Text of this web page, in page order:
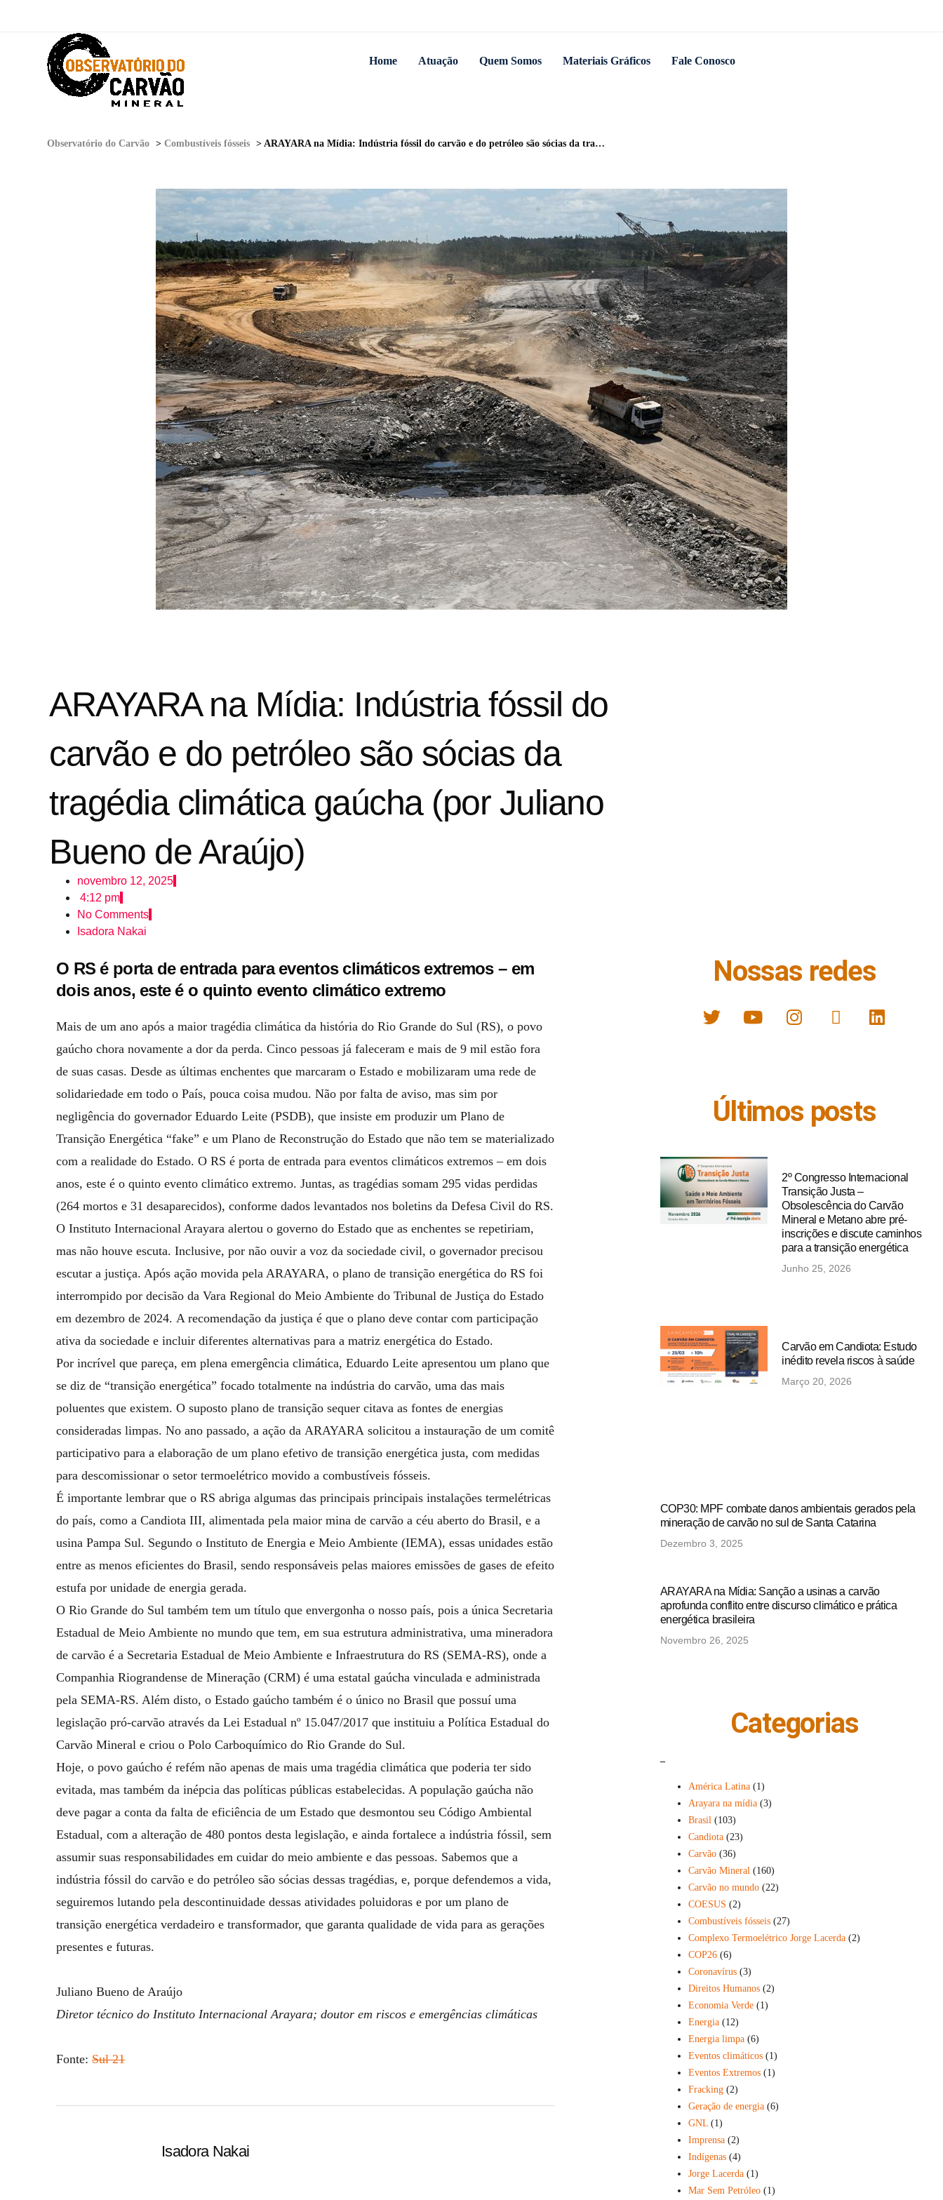
Home Atuação Quem Somos Materiais Gráficos Fale Conosco
Observatório do Carvão > Combustíveis fósseis > ARAYARA na Mídia: Indústria fóssil do carvão e do petróleo são sócias da tragédia climática gaúcha (por Juliano Bueno de Araújo)
ARAYARA na Mídia: Indústria fóssil do
carvão e do petróleo são sócias da
tragédia climática gaúcha (por Juliano
Bueno de Araújo)
novembro 12, 2025
4:12 pm
No Comments
Isadora Nakai
O RS é porta de entrada para eventos climáticos extremos – em
dois anos, este é o quinto evento climático extremo
Mais de um ano após a maior tragédia climática da história do Rio Grande do Sul (RS), o povo
gaúcho chora novamente a dor da perda. Cinco pessoas já faleceram e mais de 9 mil estão fora
de suas casas. Desde as últimas enchentes que marcaram o Estado e mobilizaram uma rede de
solidariedade em todo o País, pouca coisa mudou. Não por falta de aviso, mas sim por
negligência do governador Eduardo Leite (PSDB), que insiste em produzir um Plano de
Transição Energética “fake” e um Plano de Reconstrução do Estado que não tem se materializado
com a realidade do Estado. O RS é porta de entrada para eventos climáticos extremos – em dois
anos, este é o quinto evento climático extremo. Juntas, as tragédias somam 295 vidas perdidas
(264 mortos e 31 desaparecidos), conforme dados levantados nos boletins da Defesa Civil do RS.
O Instituto Internacional Arayara alertou o governo do Estado que as enchentes se repetiriam,
mas não houve escuta. Inclusive, por não ouvir a voz da sociedade civil, o governador precisou
escutar a justiça. Após ação movida pela ARAYARA, o plano de transição energética do RS foi
interrompido por decisão da Vara Regional do Meio Ambiente do Tribunal de Justiça do Estado
em dezembro de 2024. A recomendação da justiça é que o plano deve contar com participação
ativa da sociedade e incluir diferentes alternativas para a matriz energética do Estado.
Por incrível que pareça, em plena emergência climática, Eduardo Leite apresentou um plano que
se diz de “transição energética” focado totalmente na indústria do carvão, uma das mais
poluentes que existem. O suposto plano de transição sequer citava as fontes de energias
consideradas limpas. No ano passado, a ação da ARAYARA solicitou a instauração de um comitê
participativo para a elaboração de um plano efetivo de transição energética justa, com medidas
para descomissionar o setor termoelétrico movido a combustíveis fósseis.
É importante lembrar que o RS abriga algumas das principais principais instalações termelétricas
do país, como a Candiota III, alimentada pela maior mina de carvão a céu aberto do Brasil, e a
usina Pampa Sul. Segundo o Instituto de Energia e Meio Ambiente (IEMA), essas unidades estão
entre as menos eficientes do Brasil, sendo responsáveis pelas maiores emissões de gases de efeito
estufa por unidade de energia gerada.
O Rio Grande do Sul também tem um título que envergonha o nosso país, pois a única Secretaria
Estadual de Meio Ambiente no mundo que tem, em sua estrutura administrativa, uma mineradora
de carvão é a Secretaria Estadual de Meio Ambiente e Infraestrutura do RS (SEMA-RS), onde a
Companhia Riograndense de Mineração (CRM) é uma estatal gaúcha vinculada e administrada
pela SEMA-RS. Além disto, o Estado gaúcho também é o único no Brasil que possuí uma
legislação pró-carvão através da Lei Estadual nº 15.047/2017 que instituiu a Política Estadual do
Carvão Mineral e criou o Polo Carboquímico do Rio Grande do Sul.
Hoje, o povo gaúcho é refém não apenas de mais uma tragédia climática que poderia ter sido
evitada, mas também da inépcia das políticas públicas estabelecidas. A população gaúcha não
deve pagar a conta da falta de eficiência de um Estado que desmontou seu Código Ambiental
Estadual, com a alteração de 480 pontos desta legislação, e ainda fortalece a indústria fóssil, sem
assumir suas responsabilidades em cuidar do meio ambiente e das pessoas. Sabemos que a
indústria fóssil do carvão e do petróleo são sócias dessas tragédias, e, porque defendemos a vida,
seguiremos lutando pela descontinuidade dessas atividades poluidoras e por um plano de
transição energética verdadeiro e transformador, que garanta qualidade de vida para as gerações
presentes e futuras.
Juliano Bueno de Araújo
Diretor técnico do Instituto Internacional Arayara; doutor em riscos e emergências climáticas
Fonte: Sul 21
Isadora Nakai
Nossas redes
Últimos posts
2º Congresso Internacional
Transição Justa –
Obsolescência do Carvão
Mineral e Metano abre pré-
inscrições e discute caminhos
para a transição energética
Junho 25, 2026
Carvão em Candiota: Estudo
inédito revela riscos à saúde
Março 20, 2026
COP30: MPF combate danos ambientais gerados pela
mineração de carvão no sul de Santa Catarina
Dezembro 3, 2025
ARAYARA na Mídia: Sanção a usinas a carvão
aprofunda conflito entre discurso climático e prática
energética brasileira
Novembro 26, 2025
Categorias
América Latina(1)
Arayara na mídia(3)
Brasil (103)
Candiota(23)
Carvão(36)
Carvão Mineral (160)
Carvão no mundo(22)
COESUS (2)
Combustíveis fósseis(27)
Complexo Termoelétrico Jorge Lacerda(2)
COP26(6)
Coronavírus(3)
Direitos Humanos(2)
Economia Verde(1)
Energia(12)
Energia limpa(6)
Eventos climáticos(1)
Eventos Extremos(1)
Fracking(2)
Geração de energia(6)
GNL(1)
Imprensa(2)
Indígenas(4)
Jorge Lacerda(1)
Mar Sem Petróleo(1)